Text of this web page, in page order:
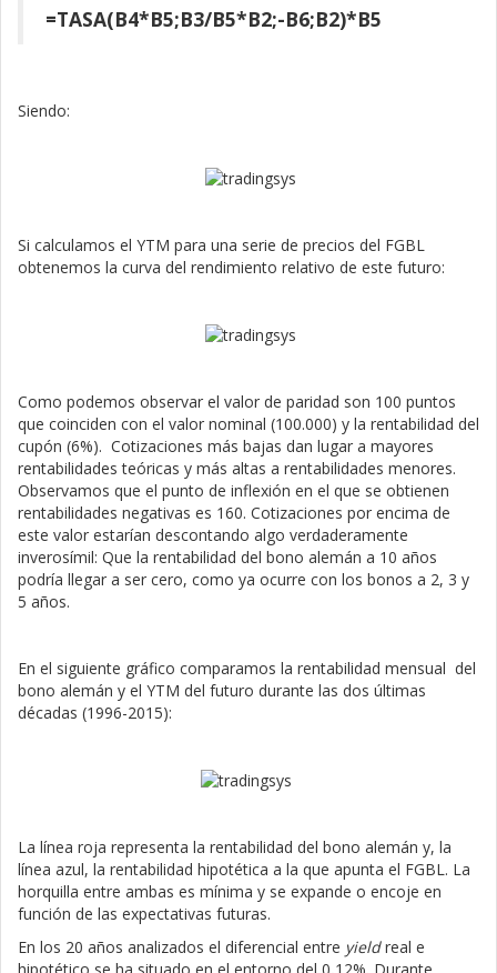
=TASA(B4*B5;B3/B5*B2;-B6;B2)*B5
Siendo:
Si calculamos el YTM para una serie de precios del FGBL
obtenemos la curva del rendimiento relativo de este futuro:
Como podemos observar el valor de paridad son 100 puntos
que coinciden con el valor nominal (100.000) y la rentabilidad del
cupón (6%). Cotizaciones más bajas dan lugar a mayores
rentabilidades teóricas y más altas a rentabilidades menores.
Observamos que el punto de inflexión en el que se obtienen
rentabilidades negativas es 160. Cotizaciones por encima de
este valor estarían descontando algo verdaderamente
inverosímil: Que la rentabilidad del bono alemán a 10 años
podría llegar a ser cero, como ya ocurre con los bonos a 2, 3 y
5 años.
En el siguiente gráfico comparamos la rentabilidad mensual del
bono alemán y el YTM del futuro durante las dos últimas
décadas (1996-2015):
La línea roja representa la rentabilidad del bono alemán y, la
línea azul, la rentabilidad hipotética a la que apunta el FGBL. La
horquilla entre ambas es mínima y se expande o encoje en
función de las expectativas futuras.
En los 20 años analizados el diferencial entre yieldreal e